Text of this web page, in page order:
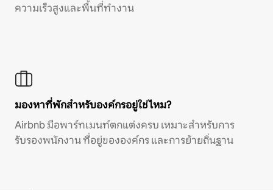
ความเร็วสูงและพื้นที่ทำงาน
มองหาที่พักสำหรับองค์กรอยู่ใช่ไหม?
Airbnb มีอพาร์ทเมนท์ตกแต่งครบ เหมาะสำหรับการ
รับรองพนักงาน ที่อยู่ขององค์กร และการย้ายถิ่นฐาน